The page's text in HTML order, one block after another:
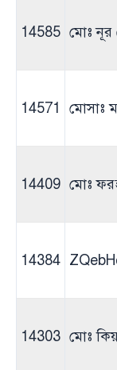
14585 মোঃ নূর
14571 মোসাঃ
14409 মোঃ
14384
14303 মোঃ